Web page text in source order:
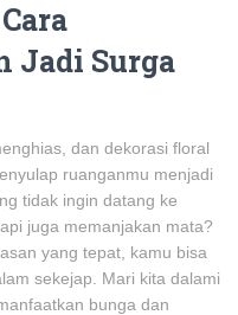
Jadi Surga
dan dekorasi floral
ruanganmu menjadi
tidak ingin datang ke
juga memanjakan mata?
yang tepat, kamu bisa
sekejap. Mari kita dalami
bunga dan